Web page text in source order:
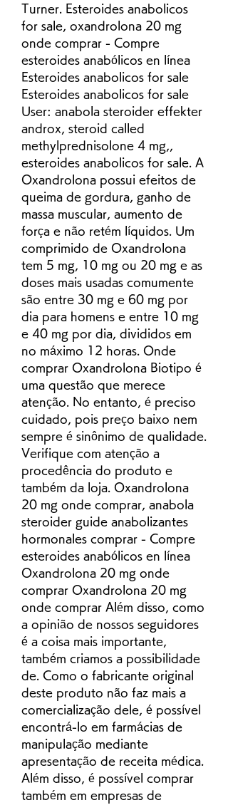
Turner. Esteroides anabolicos
for sale, oxandrolona 20 mg
onde comprar - Compre
esteroides anabólicos en línea
Esteroides anabolicos for sale
Esteroides anabolicos for sale
User: anabola steroider effekter
androx, steroid called
methylprednisolone 4 mg,,
esteroides anabolicos for sale. A
Oxandrolona possui efeitos de
queima de gordura, ganho de
massa muscular, aumento de
força e não retém líquidos. Um
comprimido de Oxandrolona
tem 5 mg, 10 mg ou 20 mg e as
doses mais usadas comumente
são entre 30 mg e 60 mg por
dia para homens e entre 10 mg
e 40 mg por dia, divididos em
no máximo 12 horas. Onde
comprar Oxandrolona Biotipo é
uma questão que merece
atenção. No entanto, é preciso
cuidado, pois preço baixo nem
sempre é sinônimo de qualidade.
Verifique com atenção a
procedência do produto e
também da loja. Oxandrolona
20 mg onde comprar, anabola
steroider guide anabolizantes
hormonales comprar - Compre
esteroides anabólicos en línea
Oxandrolona 20 mg onde
comprar Oxandrolona 20 mg
onde comprar Além disso, como
a opinião de nossos seguidores
é a coisa mais importante,
também criamos a possibilidade
de. Como o fabricante original
deste produto não faz mais a
comercialização dele, é possível
encontrá-lo em farmácias de
manipulação mediante
apresentação de receita médica.
Além disso, é possível comprar
também em empresas de